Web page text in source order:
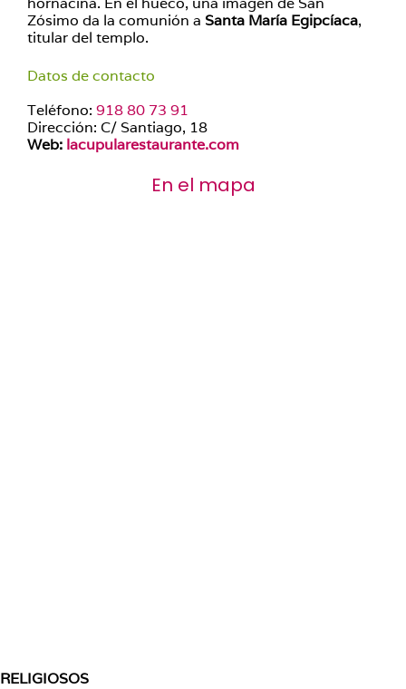
Zósimo da la comunión a Santa María Egipcíaca,
titular del templo.
Datos de contacto
Teléfono: 918 80 73 91
Dirección: C/ Santiago, 18
Web: lacupularestaurante.com
En el mapa
RELIGIOSOS